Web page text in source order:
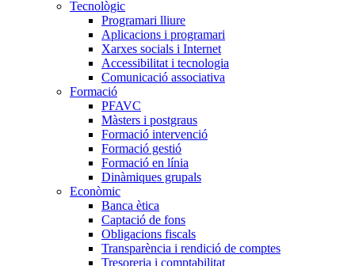
Tecnològic
Programari lliure
Aplicacions i programari
Xarxes socials i Internet
Accessibilitat i tecnologia
Comunicació associativa
Formació
PFAVC
Màsters i postgraus
Formació intervenció
Formació gestió
Formació en línia
Dinàmiques grupals
Econòmic
Banca ètica
Captació de fons
Obligacions fiscals
Transparència i rendició de comptes
Tresoreria i comptabilitat